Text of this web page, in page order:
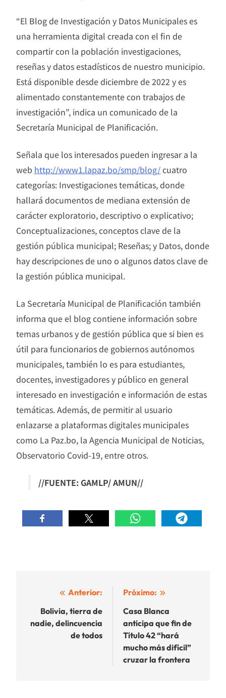
“El Blog de Investigación y Datos Municipales es
una herramienta digital creada con el fin de
compartir con la población investigaciones,
reseñas y datos estadísticos de nuestro municipio.
Está disponible desde diciembre de 2022 y es
alimentado constantemente con trabajos de
investigación”, indica un comunicado de la
Secretaría Municipal de Planificación.
Señala que los interesados pueden ingresar a la
web http://www1.lapaz.bo/smp/blog/cuatro
categorías: Investigaciones temáticas, donde
hallará documentos de mediana extensión de
carácter exploratorio, descriptivo o explicativo;
Conceptualizaciones, conceptos clave de la
gestión pública municipal; Reseñas; y Datos, donde
hay descripciones de uno o algunos datos clave de
la gestión pública municipal.
La Secretaría Municipal de Planificación también
informa que el blog contiene información sobre
temas urbanos y de gestión pública que si bien es
útil para funcionarios de gobiernos autónomos
municipales, también lo es para estudiantes,
docentes, investigadores y público en general
interesado en investigación e información de estas
temáticas. Además, de permitir al usuario
enlazarse a plataformas digitales municipales
como La Paz.bo, la Agencia Municipal de Noticias,
Observatorio Covid-19, entre otros.
//FUENTE: GAMLP/ AMUN//
Navegación
entradas
Anterior:
Bolivia, tierra de
nadie, delincuencia
de todos
Próximo:
Casa Blanca
anticipa que fin de
Título 42 “hará
mucho más difícil”
cruzar la frontera